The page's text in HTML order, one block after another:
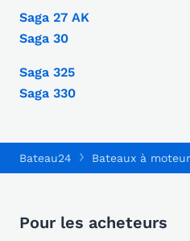
Saga 27 AK
Saga 30
Saga 325
Saga 330
Bateau24 Bateaux à moteur
Pour les acheteurs